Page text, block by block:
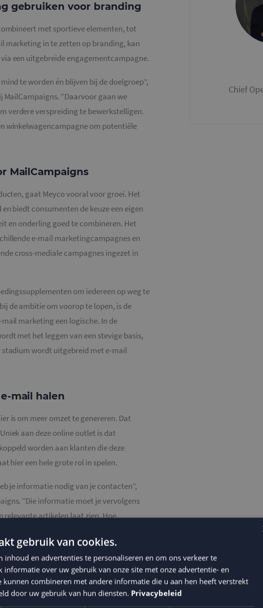
Chief
gebruiken voor branding
met sportieve elementen, tot
marketing in te zetten op branding, kan
een uitgebreide engagementcampagne.
te worden én blijven bij de doelgroep”,
“Daarvoor gaan we
verdere verspreiding te bewerkstelligen.
winkelwagencampagne om potentiële
MailCampaigns
gaat Meyco vooral voor groei. Het
biedt consumenten de keuze een eigen
en onderling goed te combineren. Het
e-mail marketingcampagnes en
cross-mediale campagnes ingezet in
om iedereen op weg te
de ambitie om voorop te lopen, is de
marketing een logische. In de
met het leggen van een stevige basis,
stadium wordt uitgebreid met e-mail
mail halen
is om meer omzet te genereren. Dat
aan deze online outlet is dat
worden aan klanten die deze
hier een hele grote rol in spelen.
je informatie nodig van je contacten”,
“Die informatie moet je vervolgens
relevante artikelen laat zien. Hoe
Onderdeel van de strategie is een
en relevante e-mails te
op Emerce.
gebruik van cookies.
inhoud en advertenties te personaliseren en om ons verkeer te
informatie over uw gebruik van onze site met onze advertentie- en
kunnen combineren met andere informatie die u aan hen heeft verstrekt
door uw gebruik van hun diensten. Privacybeleid